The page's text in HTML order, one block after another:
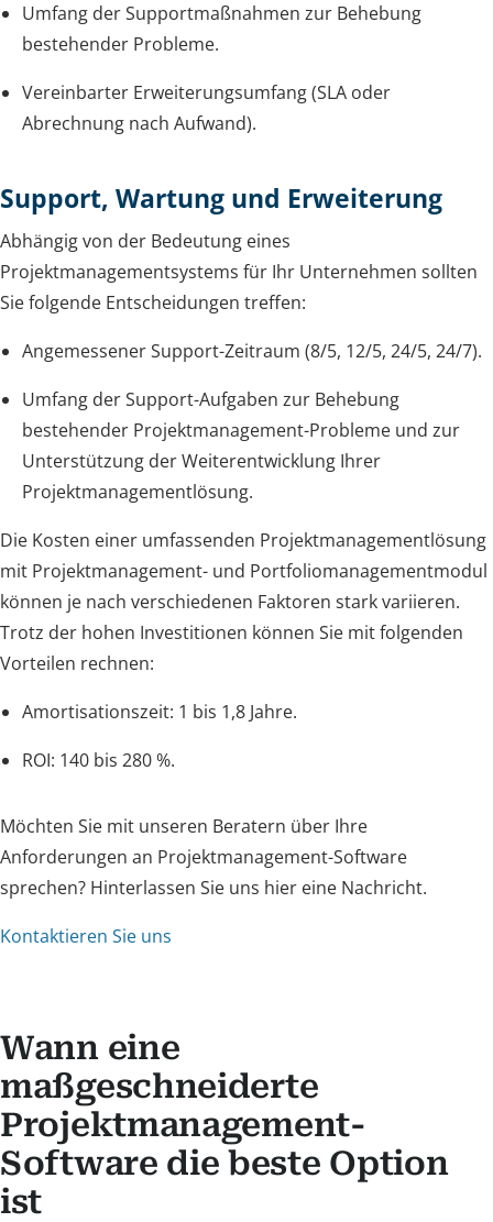
Umfang der Supportmaßnahmen zur Behebung
bestehender Probleme.
Vereinbarter Erweiterungsumfang (SLA oder
Abrechnung nach Aufwand).
Support, Wartung und Erweiterung
Abhängig von der Bedeutung eines
Projektmanagementsystems für Ihr Unternehmen sollten
Sie folgende Entscheidungen treffen:
Angemessener Support-Zeitraum (8/5, 12/5, 24/5, 24/7).
Umfang der Support-Aufgaben zur Behebung
bestehender Projektmanagement-Probleme und zur
Unterstützung der Weiterentwicklung Ihrer
Projektmanagementlösung.
Die Kosten einer umfassenden Projektmanagementlösung
mit Projektmanagement- und Portfoliomanagementmodul
können je nach verschiedenen Faktoren stark variieren.
Trotz der hohen Investitionen können Sie mit folgenden
Vorteilen rechnen:
Amortisationszeit: 1 bis 1,8 Jahre.
ROI: 140 bis 280 %.
Möchten Sie mit unseren Beratern über Ihre
Anforderungen an Projektmanagement-Software
sprechen? Hinterlassen Sie uns hier eine Nachricht.
Kontaktieren Sie uns
Wann eine
maßgeschneiderte
Projektmanagement-
Software die beste Option
ist